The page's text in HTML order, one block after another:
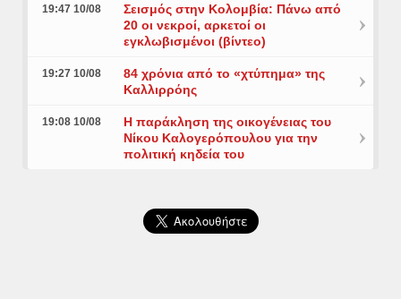
19:47 10/08
Σεισμός στην Κολομβία: Πάνω από
20 οι νεκροί, αρκετοί οι
εγκλωβισμένοι (βίντεο)
19:27 10/08
84 χρόνια από το «χτύπημα» της
Καλλιρρόης
19:08 10/08
Η παράκληση της οικογένειας του
Νίκου Καλογερόπουλου για την
πολιτική κηδεία του